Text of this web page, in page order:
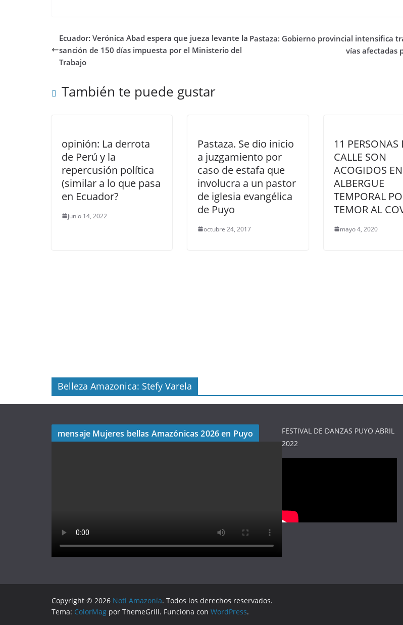
Ecuador: Verónica Abad espera que jueza levante la
sanción de 150 días impuesta por el Ministerio del
Trabajo
Pastaza: Gobierno provincial intensifica
vías afectadas
También te puede gustar
opinión: La derrota
de Perú y la
repercusión política
(similar a lo que pasa
en Ecuador?
junio 14, 2022
Pastaza. Se dio inicio
a juzgamiento por
caso de estafa que
involucra a un pastor
de iglesia evangélica
de Puyo
octubre 24, 2017
11 PERSONAS
CALLE SON
ACOGIDOS EN
ALBERGUE
TEMPORAL
TEMOR AL
mayo 4, 2020
Belleza Amazonica: Stefy Varela
mensaje Mujeres bellas Amazónicas 2026 en Puyo
FESTIVAL DE DANZAS PUYO ABRIL
2022
Copyright © 2026 Noti Amazonía. Todos los derechos reservados.
Tema: ColorMag por ThemeGrill. Funciona con WordPress.